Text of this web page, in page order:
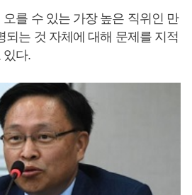
를 수 있는 가장 높은 직위인 만
되는 것 자체에 대해 문제를 지적
있다.